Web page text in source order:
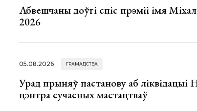
Абвешчаны доўгі спіс прэміі імя
2026
05.08.2026 ГРАМАДСТВА
Урад прыняў пастанову аб ліквідацыі
цэнтра сучасных мастацтваў